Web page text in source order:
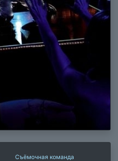
Съёмочная команда